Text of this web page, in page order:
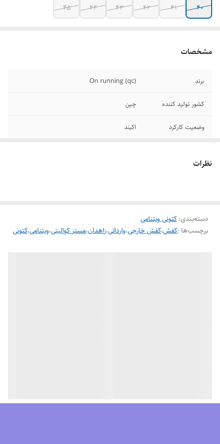
۴۰
۴۱ ۴۲ ۴۳ ۴۴ ۴۵
مشخصات
برند On running (qc)
کشور تولید کننده چین
وضعیت کارکرد اکبند
نظرات
دسته‌بندی: کتونی ویتنامی
برچسب‌ها :کفش،کفش خارجی،وارداتی،زاهدان،مستر کوالیتی،ویتنامی،کتونی